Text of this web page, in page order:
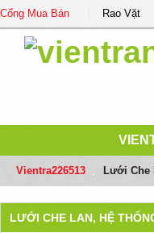
Cổng Mua Bán Rao Vặt
Vientra226513 Lưới Che
LƯỚI CHE LAN, HỆ